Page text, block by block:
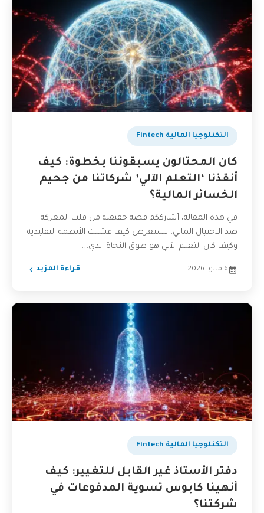
التكنلوجيا المالية Fintech
كان المحتالون يسبقوننا بخطوة: كيف
أنقذنا ‘التعلم الآلي’ شركاتنا من جحيم
الخسائر المالية؟
في هذه المقالة، أشارككم قصة حقيقية من قلب المعركة
ضد الاحتيال المالي. نستعرض كيف فشلت الأنظمة التقليدية
وكيف كان التعلم الآلي هو طوق النجاة الذي...
6 مايو، 2026 قراءة المزيد
التكنلوجيا المالية Fintech
دفتر الأستاذ غير القابل للتغيير: كيف
أنهينا كابوس تسوية المدفوعات في
شركتنا؟